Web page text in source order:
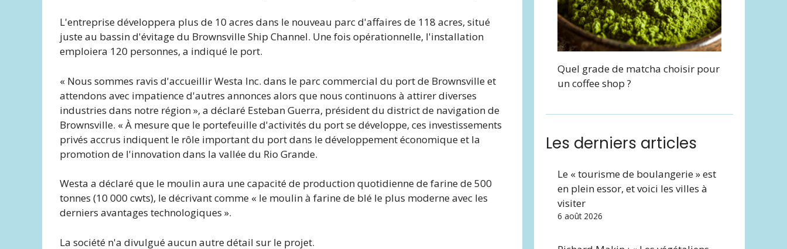
L'entreprise développera plus de 10 acres dans le nouveau parc d'affaires de 118 acres, situé
juste au bassin d'évitage du Brownsville Ship Channel. Une fois opérationnelle, l'installation
emploiera 120 personnes, a indiqué le port.
« Nous sommes ravis d'accueillir Westa Inc. dans le parc commercial du port de Brownsville et
attendons avec impatience d'autres annonces alors que nous continuons à attirer diverses
industries dans notre région », a déclaré Esteban Guerra, président du district de navigation de
Brownsville. « À mesure que le portefeuille d'activités du port se développe, ces investissements
privés accrus indiquent le rôle important du port dans le développement économique et la
promotion de l'innovation dans la vallée du Rio Grande.
Westa a déclaré que le moulin aura une capacité de production quotidienne de farine de 500
tonnes (10 000 cwts), le décrivant comme « le moulin à farine de blé le plus moderne avec les
derniers avantages technologiques ».
La société n'a divulgué aucun autre détail sur le projet.
Quel grade de matcha choisir pour
un coffee shop ?
Les derniers articles
Le « tourisme de boulangerie » est
en plein essor, et voici les villes à
visiter
6 août 2026